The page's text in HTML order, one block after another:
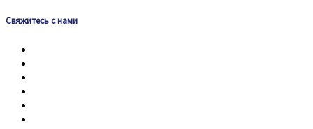
Свяжитесь с нами